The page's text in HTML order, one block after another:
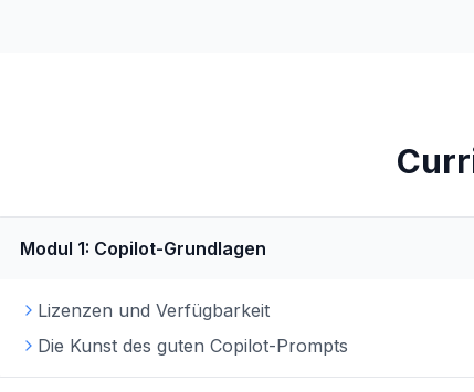
Modul 1: Copilot-Grundlagen
Lizenzen und Verfügbarkeit
Die Kunst des guten Copilot-Prompts